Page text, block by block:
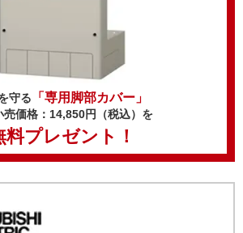
守る 「専用脚部カバー」
売価格：14,850円（税込）を
料プレゼント！